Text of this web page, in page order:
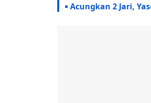
Acungkan 2 Jari,